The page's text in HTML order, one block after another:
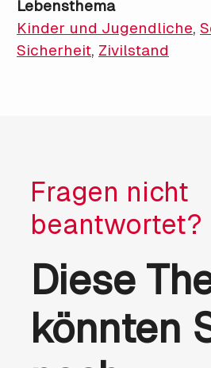
Lebensthema
Kinder und Jugendliche,
Sicherheit, Zivilstand
Fragen nicht
beantwortet?
Diese
könnten